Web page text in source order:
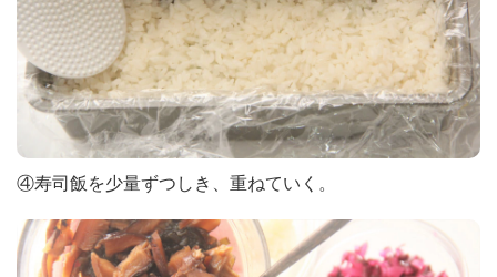
④寿司飯を少量ずつしき、重ねていく。